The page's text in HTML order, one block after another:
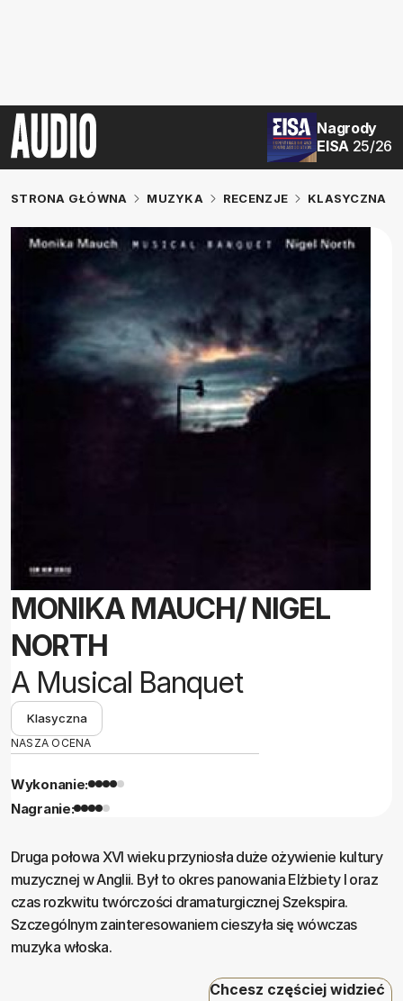
Nagrody
EISA 25/26
STRONA GŁÓWNA MUZYKA RECENZJE KLASYCZNA
MONIKA MAUCH/ NIGEL
NORTH
A Musical Banquet
Klasyczna
NASZA OCENA
Wykonanie:
Nagranie:
Druga połowa XVI wieku przyniosła duże ożywienie kultury
muzycznej w Anglii. Był to okres panowania Elżbiety I oraz
czas rozkwitu twórczości dramaturgicznej Szekspira.
Szczególnym zainteresowaniem cieszyła się wówczas
muzyka włoska.
Chcesz częściej widzieć